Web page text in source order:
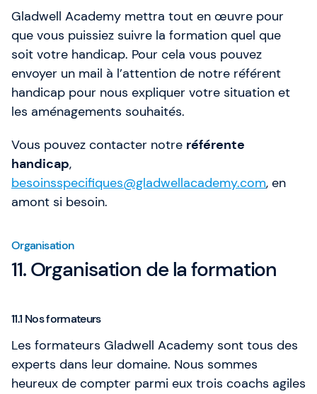
Gladwell Academy mettra tout en œuvre pour
que vous puissiez suivre la formation quel que
soit votre handicap. Pour cela vous pouvez
envoyer un mail à l’attention de notre référent
handicap pour nous expliquer votre situation et
les aménagements souhaités.
Vous pouvez contacter notre référente
handicap,
besoinsspecifiques@gladwellacademy.com, en
amont si besoin.
Organisation
11. Organisation de la formation
11.1 Nos formateurs
Les formateurs Gladwell Academy sont tous des
experts dans leur domaine. Nous sommes
heureux de compter parmi eux trois coachs agiles